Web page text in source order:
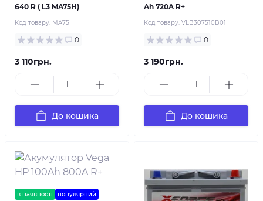
640 R ( L3 MA75H)
Код товару: MA75H
0
3 110грн.
До кошика
Ah 720A R+
Код товару: VLB307510B01
0
3 190грн.
До кошика
в наявності популярний